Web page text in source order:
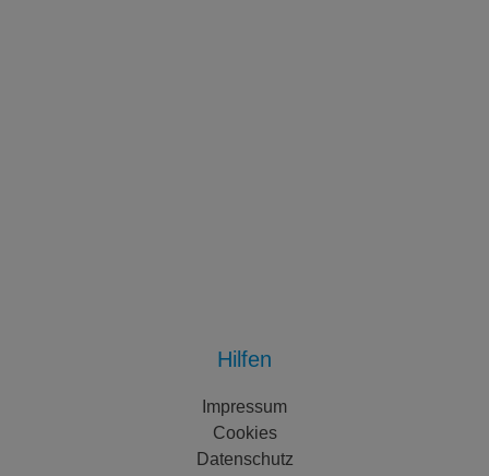
Hilfen
Impressum
Cookies
Datenschutz